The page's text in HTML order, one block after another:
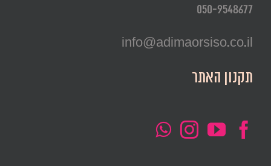
050-9548677
info@adimaorsiso.co.il
תקנון האתר